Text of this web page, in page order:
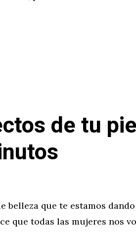
de tu
belleza que te estamos
que todas las mujeres nos